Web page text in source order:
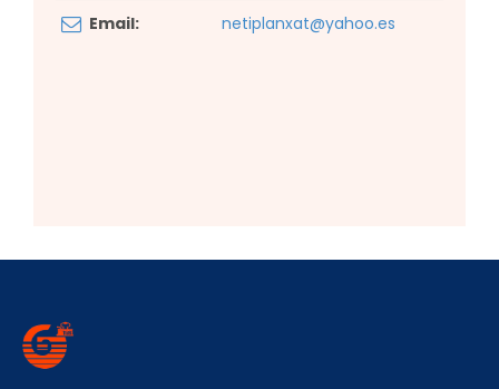
Email: netiplanxat@yahoo.es